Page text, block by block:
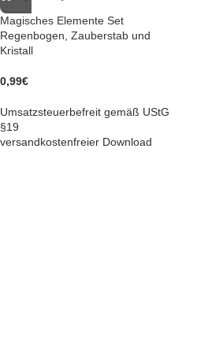
Magisches Elemente Set
Regenbogen, Zauberstab und
Kristall
0,99€
Umsatzsteuerbefreit gemäß UStG
§19
versandkostenfreier Download